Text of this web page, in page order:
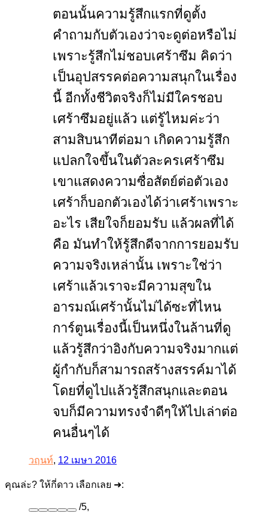
ตอนนั้นความรู้สึกแรกที่ดูตั้ง
คำถามกับตัวเองว่าจะดูต่อหรือไม่
เพราะรู้สึกไม่ชอบเศร้าซึม คิดว่า
เป็นอุปสรรคต่อความสนุกในเรื่อง
นี้ อีกทั้งชีวิตจริงก็ไม่มีใครชอบ
เศร้าซึมอยู่แล้ว แต่รู้ไหมค่ะว่า
สามสิบนาทีต่อมา เกิดความรู้สึก
แปลกใจขึ้นในตัวละครเศร้าซึม
เขาแสดงความซื่อสัตย์ต่อตัวเอง
เศร้าก็บอกตัวเองได้ว่าเศร้าเพราะ
อะไร เสียใจก็ยอมรับ แล้วผลที่ได้
คือ มันทำให้รู้สึกดีจากการยอมรับ
ความจริงเหล่านั้น เพราะใช่ว่า
เศร้าแล้วเราจะมีความสุขใน
อารมณ์เศร้านั้นไม่ได้ซะที่ไหน
การ์ตูนเรื่องนี้เป็นหนึ่งในล้านที่ดู
แล้วรู้สึกว่าอิงกับความจริงมากแต่
ผู้กำกับก็สามารถสร้างสรรค์มาได้
โดยที่ดูไปแล้วรู้สึกสนุกและตอน
จบก็มีความทรงจำดีๆให้ไปเล่าต่อ
คนอื่นๆได้
วฤนท์, 12 เมษา 2016
คุณล่ะ? ให้กี่ดาว เลือกเลย ➜:
/5,